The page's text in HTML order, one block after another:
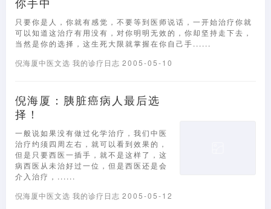
只要你是人，你就有感觉，不要等到医师说话，一开始治疗你就
可以知道这治疗有用没有，对你明明无效的，你却坚持走下去，
当然是你的选择，这生死大限就掌握在你自己手......
倪海厦中医文选 我的诊疗日志 2005-05-10
倪海厦：胰脏癌病人最后选
择！
一般说如果没有做过化学治疗，我们中医
治疗约须四周左右，就可以看到效果的，
但是只要西医一插手，就不是这样了，这
病西医从未治好过一位，但是西医还是会
介入治疗，......
倪海厦中医文选 我的诊疗日志 2005-05-12